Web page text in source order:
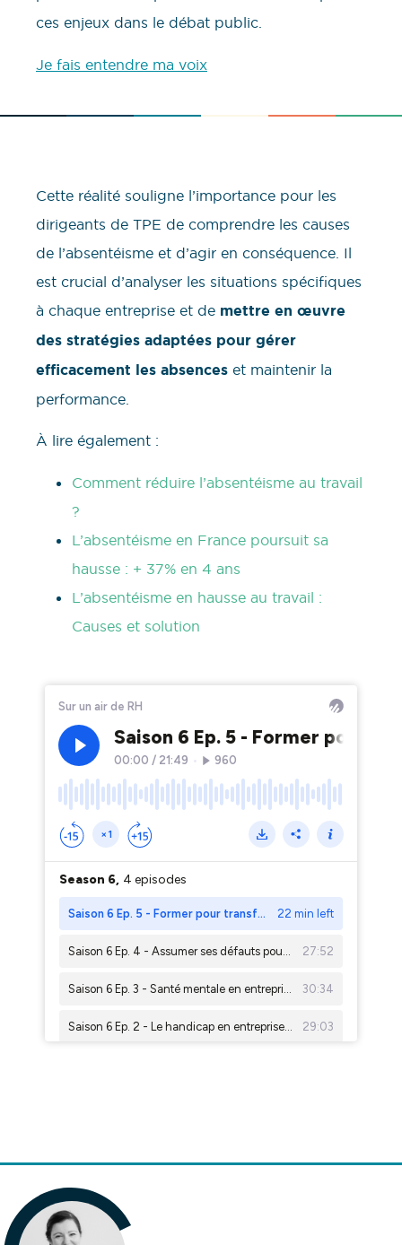
ces enjeux dans le débat public.
Je fais entendre ma voix
Cette réalité souligne l’importance pour les
dirigeants de TPE de comprendre les causes
de l’absentéisme et d’agir en conséquence. Il
est crucial d’analyser les situations spécifiques
à chaque entreprise et de mettre en œuvre
des stratégies adaptées pour gérer
efficacement les absences et maintenir la
performance.
À lire également :
Comment réduire l’absentéisme au travail
?
L’absentéisme en France poursuit sa
hausse : + 37% en 4 ans
L’absentéisme en hausse au travail :
Causes et solution